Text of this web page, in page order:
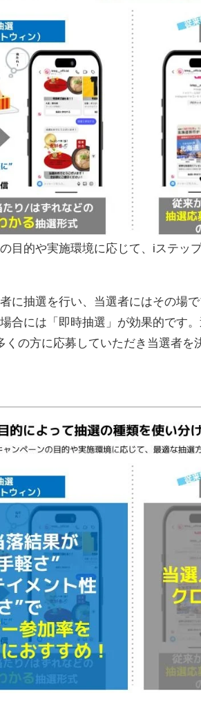
目的や実施環境に応じて、iステッ
に抽選を行い、当選者にはその場
合には「即時抽選」が効果的です
くの方に応募していただき当選者